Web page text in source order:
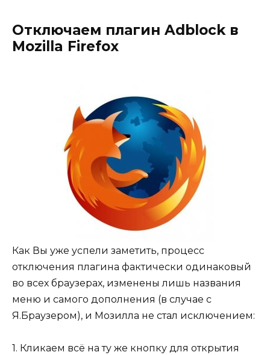
Отключаем плагин Adblock в
Mozilla Firefox
Как Вы уже успели заметить, процесс
отключения плагина фактически одинаковый
во всех браузерах, изменены лишь названия
меню и самого дополнения (в случае с
Я.Браузером), и Мозилла не стал исключением:
1. Кликаем всё на ту же кнопку для открытия